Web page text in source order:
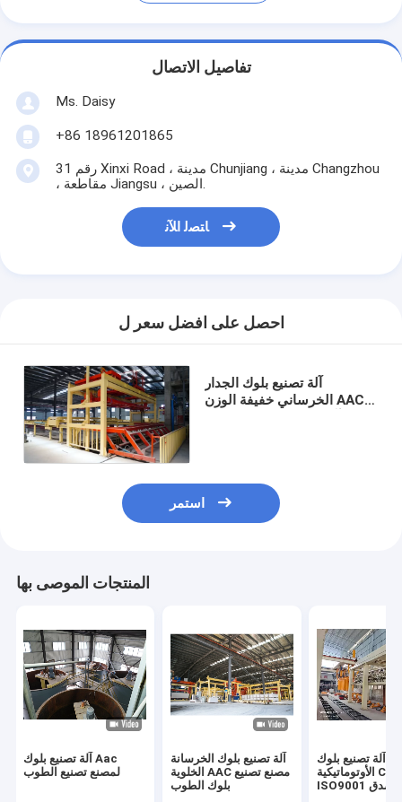
تفاصيل الاتصال
Ms. Daisy
+86 18961201865
رقم 31 Xinxi Road ، مدينة Chunjiang ، مدينة Changzhou
ﺎﺘﺼﻟ ﺍﻶﻧ
احصل على افضل سعر ل
آلة تصنيع بلوك الجدار
الخرساني خفيفة الوزن AAC -
استمر
المنتجات الموصى بها
آلة تصنيع بلوك Aac
لمصنع تصنيع الطوب
آلة تصنيع بلوك الخرسانة
الخلوية AAC مصنع تصنيع
بلوك الطوب
آلة تصنيع بلوك AAC
الأوتوماتيكية CE
ISO9001 مصدق